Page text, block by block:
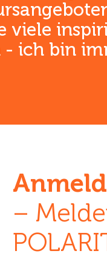
viele
- ich bin
–